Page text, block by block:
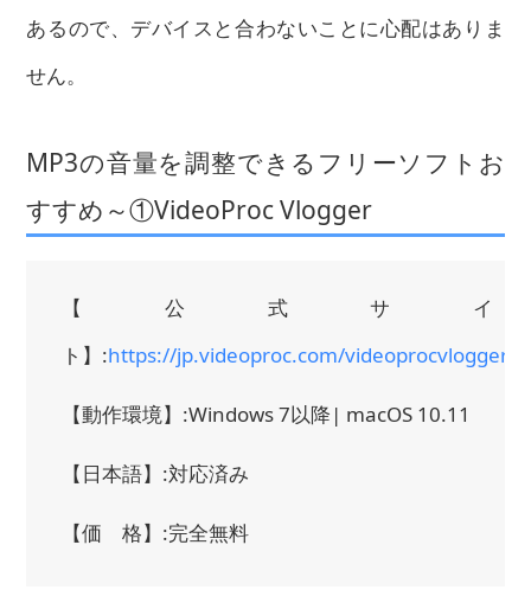
あるので、デバイスと合わないことに心配はありま
せん。
MP3の音量を調整できるフリーソフトお
すすめ～①VideoProc Vlogger
【公式サイ
ト】:https://jp.videoproc.com/
【動作環境】:Windows 7以降| macOS 10.11
【日本語】:対応済み
【価 格】:完全無料